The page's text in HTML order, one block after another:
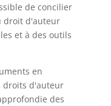
de concilier
droit d'auteur
et à des outils
en
droits d'auteur
des